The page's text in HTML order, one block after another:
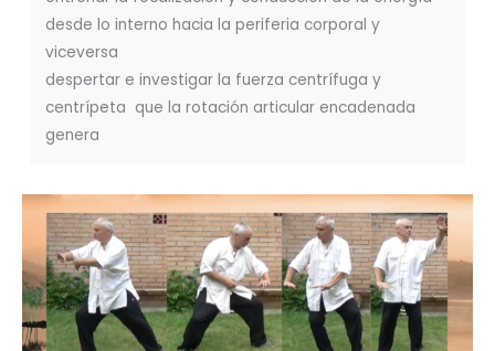
desde lo interno hacia la periferia corporal y
viceversa
despertar e investigar la fuerza centrífuga y
centrípeta que la rotación articular encadenada
genera